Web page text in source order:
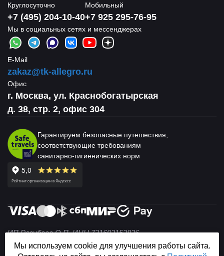
Круглосуточно
+7 (495) 204-10-40
Мобильный
+7 925 295-76-95
Мы в социальных сетях и мессенджерах
E-Mail
zakaz@tk-allegro.ru
Офис
г. Москва, ул. Краснобогатырская
д. 38, стр. 2, офис 304
Гарантируем безопасные путешествия,
соответствующие требованиям
санитарно-гигиенических норм
ИП Разубаев О.П. ИНН 731602152836
© 2004 — 2026 Не является публичной офертой (ст. 437
Мы используем cookie для улучшения работы сайта.